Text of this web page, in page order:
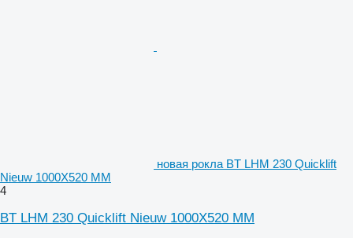
новая рокла BT LHM 230 Quicklift
Nieuw 1000X520 MM
4
BT LHM 230 Quicklift Nieuw 1000X520 MM